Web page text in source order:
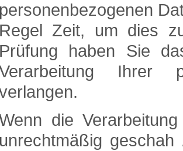
personenbezogenen
Regel Zeit, um dies
Prüfung haben Sie
Ihrer
die
unrechtmäßig